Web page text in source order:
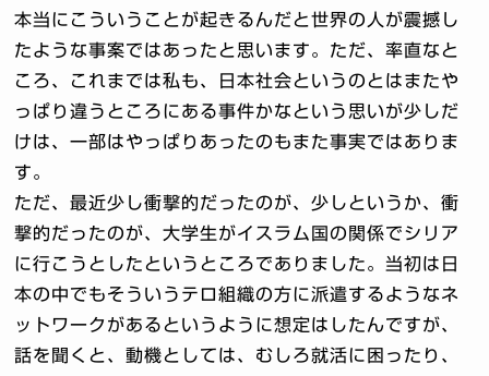
本当にこういうことが起きるんだと世界の人が震撼し
たような事案ではあったと思います。ただ、率直なと
ころ、これまでは私も、日本社会というのとはまたや
っぱり違うところにある事件かなという思いが少しだ
けは、一部はやっぱりあったのもまた事実ではありま
す。
ただ、最近少し衝撃的だったのが、少しというか、衝
撃的だったのが、大学生がイスラム国の関係でシリア
に行こうとしたというところでありました。当初は日
本の中でもそういうテロ組織の方に派遣するようなネ
ットワークがあるというように想定はしたんですが、
話を聞くと、動機としては、むしろ就活に困ったり、